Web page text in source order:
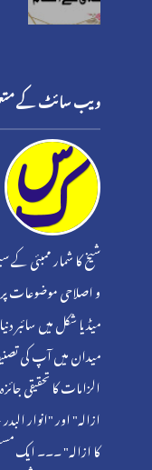
ویب سائٹ کے
شیخ کا شمار ممبئی کے
و اصلاحی موضوعات
میڈیا شکل میں سائبر
میدان میں آپ کی
الزامات کا تحقیقی
ازالہ" اور "انوار
کا ازالہ" ۔۔۔ ایک